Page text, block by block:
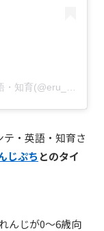
・英語・知育さ
じぷちとのタイ
んじが0～6歳向